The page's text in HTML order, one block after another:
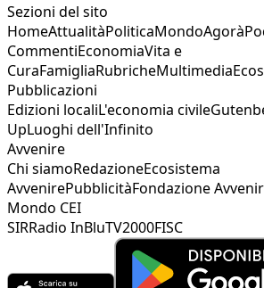
Sezioni del sito
HomeAttualitàPoliticaMondoAgorà
CommentiEconomiaVita e
CuraFamigliaRubricheMultimedia
Pubblicazioni
Edizioni localiL'economia civile
UpLuoghi dell'Infinito
Avvenire
Chi siamoRedazioneEcosistema
AvvenirePubblicitàFondazione
Mondo CEI
SIRRadio InBluTV2000FISC